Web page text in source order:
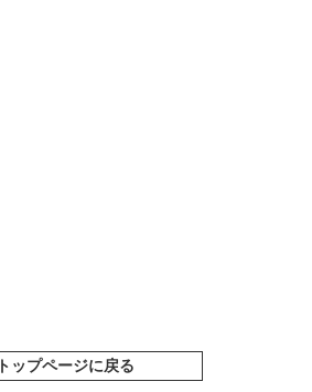
トップページに戻る